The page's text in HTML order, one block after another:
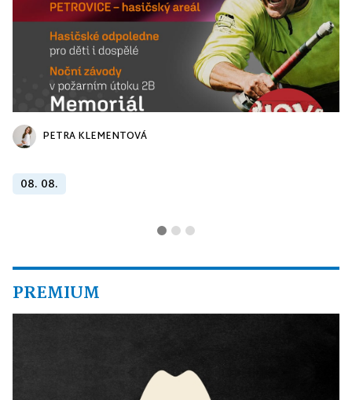
PETRA KLEMENTOVÁ
08. 08.
PREMIUM